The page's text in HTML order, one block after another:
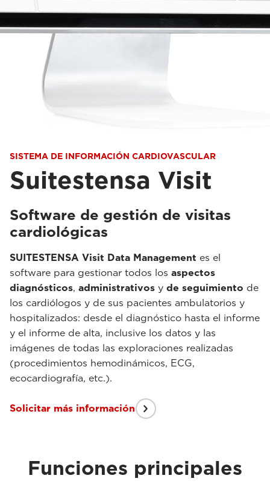
SISTEMA DE INFORMACIÓN CARDIOVASCULAR
Suitestensa Visit
Software de gestión de visitas
cardiológicas
SUITESTENSA Visit Data Management es el
software para gestionar todos los aspectos
diagnósticos, administrativos y de seguimiento de
los cardiólogos y de sus pacientes ambulatorios y
hospitalizados: desde el diagnóstico hasta el informe
y el informe de alta, inclusive los datos y las
imágenes de todas las exploraciones realizadas
(procedimientos hemodinámicos, ECG,
ecocardiografía, etc.).
Solicitar más información
Funciones principales